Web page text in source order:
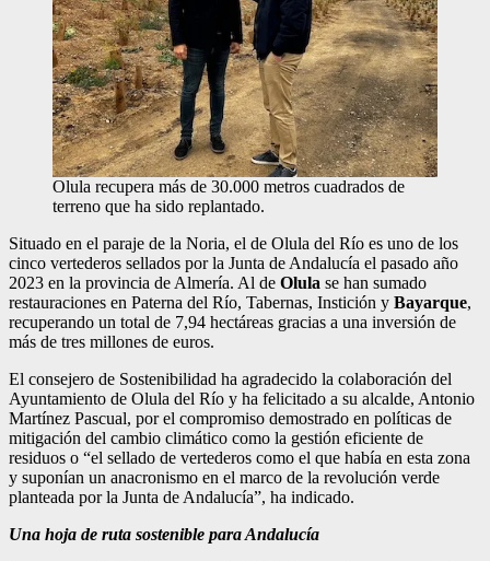
Olula recupera más de 30.000 metros cuadrados de
terreno que ha sido replantado.
Situado en el paraje de la Noria, el de Olula del Río es uno de los
cinco vertederos sellados por la Junta de Andalucía el pasado año
2023 en la provincia de Almería. Al de Olula se han sumado
restauraciones en Paterna del Río, Tabernas, Instición y Bayarque,
recuperando un total de 7,94 hectáreas gracias a una inversión de
más de tres millones de euros.
El consejero de Sostenibilidad ha agradecido la colaboración del
Ayuntamiento de Olula del Río y ha felicitado a su alcalde, Antonio
Martínez Pascual, por el compromiso demostrado en políticas de
mitigación del cambio climático como la gestión eficiente de
residuos o “el sellado de vertederos como el que había en esta zona
y suponían un anacronismo en el marco de la revolución verde
planteada por la Junta de Andalucía”, ha indicado.
Una hoja de ruta sostenible para Andalucía